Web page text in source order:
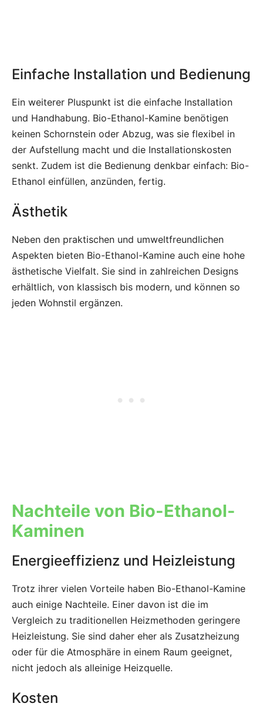
Einfache Installation und Bedienung
Ein weiterer Pluspunkt ist die einfache Installation
und Handhabung. Bio-Ethanol-Kamine benötigen
keinen Schornstein oder Abzug, was sie flexibel in
der Aufstellung macht und die Installationskosten
senkt. Zudem ist die Bedienung denkbar einfach: Bio-
Ethanol einfüllen, anzünden, fertig.
Ästhetik
Neben den praktischen und umweltfreundlichen
Aspekten bieten Bio-Ethanol-Kamine auch eine hohe
ästhetische Vielfalt. Sie sind in zahlreichen Designs
erhältlich, von klassisch bis modern, und können so
jeden Wohnstil ergänzen.
Nachteile von Bio-Ethanol-
Kaminen
Energieeffizienz und Heizleistung
Trotz ihrer vielen Vorteile haben Bio-Ethanol-Kamine
auch einige Nachteile. Einer davon ist die im
Vergleich zu traditionellen Heizmethoden geringere
Heizleistung. Sie sind daher eher als Zusatzheizung
oder für die Atmosphäre in einem Raum geeignet,
nicht jedoch als alleinige Heizquelle.
Kosten